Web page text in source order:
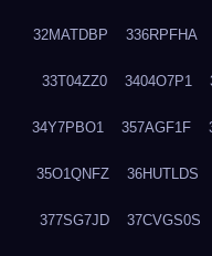
32MATDBP 336RPFHA
33T04ZZ0 3404O7P1
34Y7PBO1 357AGF1F
35O1QNFZ 36HUTLDS
377SG7JD 37CVGS0S